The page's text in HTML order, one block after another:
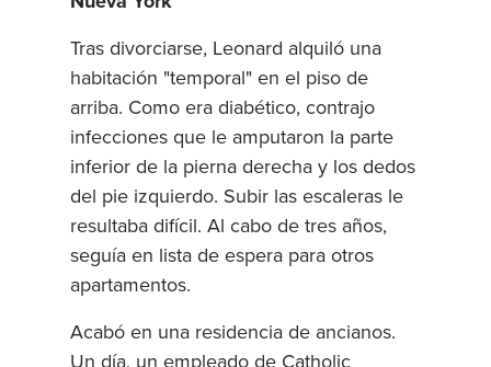
Tras divorciarse, Leonard alquiló una
habitación "temporal" en el piso de
arriba. Como era diabético, contrajo
infecciones que le amputaron la parte
inferior de la pierna derecha y los dedos
del pie izquierdo. Subir las escaleras le
resultaba difícil. Al cabo de tres años,
seguía en lista de espera para otros
apartamentos.
Acabó en una residencia de ancianos.